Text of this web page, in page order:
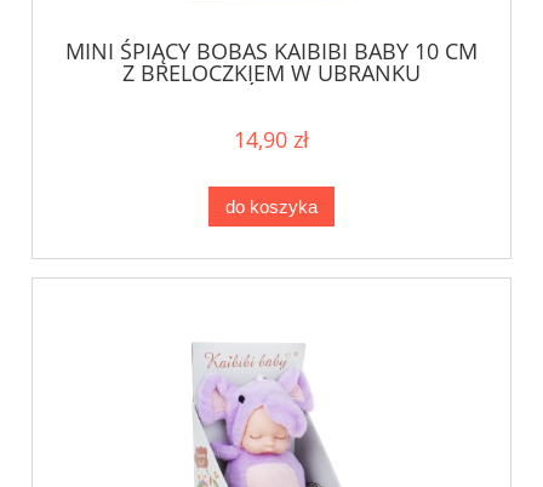
MINI ŚPIĄCY BOBAS KAIBIBI BABY 10 CM
Z BRELOCZKIEM W UBRANKU
KRÓLICZEK
14,90 zł
do koszyka